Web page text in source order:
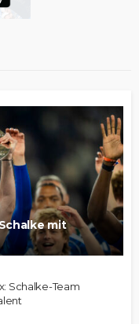
mit
Schalke-Team